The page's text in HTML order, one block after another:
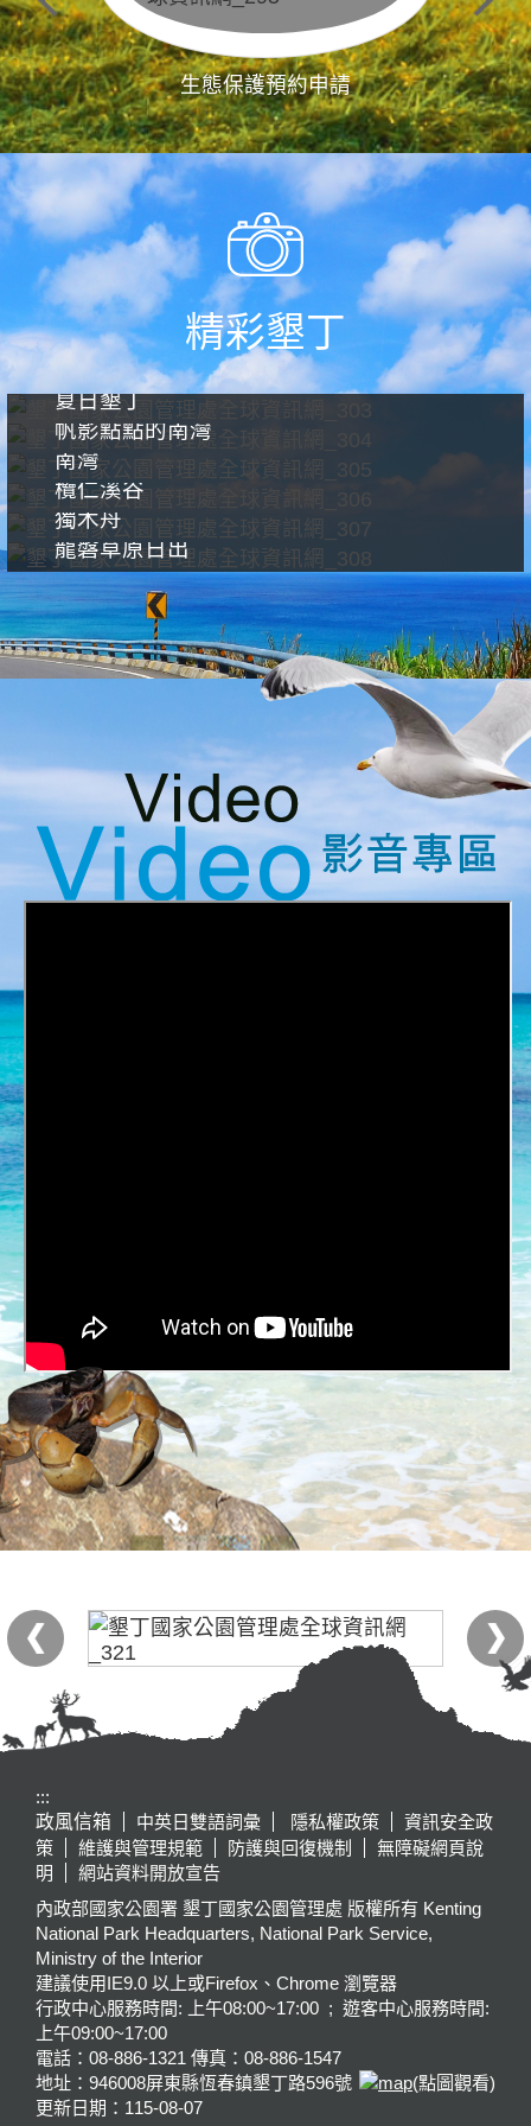
生態保護預約申請
精彩墾丁
夏日墾丁
帆影點點的南灣
南灣
欖仁溪谷
獨木舟
龍磐草原日出
:::
政風信箱
中英日雙語詞彙 隱私權政策
資訊安全政
策
維護與管理規範 防護與回復機制
無障礙網頁說
明
網站資料開放宣告
內政部國家公園署 墾丁國家公園管理處 版權所有 Kenting
National Park Headquarters, National Park Service,
Ministry of the Interior
建議使用IE9.0 以上或Firefox、Chrome 瀏覽器
行政中心服務時間: 上午08:00~17:00 ; 遊客中心服務時間:
上午09:00~17:00
電話：08-886-1321 傳真：08-886-1547
地址：946008屏東縣恆春鎮墾丁路596號
(點圖觀看)
更新日期： 115-08-07